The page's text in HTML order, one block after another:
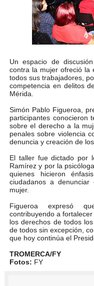
Gobernación de
Corposalud inició
Fortaleciendo la
Campo Elías
Fundecem inició
El Lactario del
Plan Vacacional
Iniciación al yoga
Mincomunas
Expertos
Dictan MasterClass
Un espacio de
contra la mujer ofreció la
todos sus trabajadores,
competencia en delitos
Mérida.
Simón Pablo Figueroa,
participantes conocieron
sobre el derecho a la
penales sobre violencia
denuncia y creación de
El taller fue dictado por
Ramírez y por la
quienes hicieron
ciudadanos a
mujer.
Figueroa expresó
contribuyendo a
los derechos de todos
de todos sin excepción,
que hoy continúa el
TROMERCA/FY
Fotos: FY